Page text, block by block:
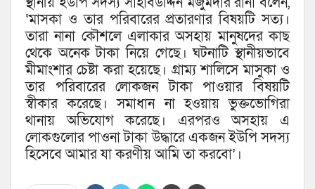
‘মাসকা ও তার পরিবারের প্রতারণার বিষয়টি সত্য।
তারা নানা কৌশলে এলাকার অসহায় মানুষদের কাছ
থেকে অনেক টাকা নিয়ে গেছে। ঘটনাটি স্থানীয়ভাবে
মীমাংশার চেষ্টা করা হয়েছে। গ্রাম্য শালিসে মাসুকা ও
তার পরিবারের লোকজন টাকা পাওয়ার বিষয়টি
স্বীকার করেছে। সমাধান না হওয়ায় ভুক্তভোগিরা
থানায় অভিযোগ করেছে। এরপরও অসহায় এ
লোকগুলোর পাওনা টাকা উদ্ধারে একজন ইউপি সদস্য
হিসেবে আমার যা করণীয় আমি তা করবো’।